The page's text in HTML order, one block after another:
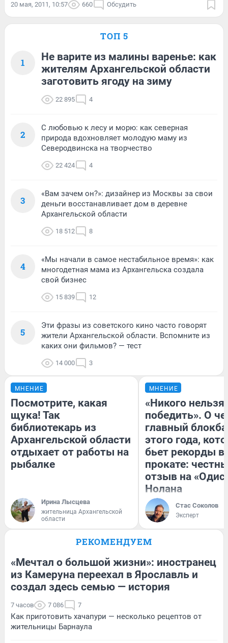
20 мая, 2011, 10:57 660 Обсудить
ТОП 5
1
Не варите из малины варенье: как
жителям Архангельской области
заготовить ягоду на зиму
22 895 4
2
С любовью к лесу и морю: как северная
природа вдохновляет молодую маму из
Северодвинска на творчество
22 424 4
3
«Вам зачем он?»: дизайнер из Москвы за свои
деньги восстанавливает дом в деревне
Архангельской области
18 512 8
4
«Мы начали в самое нестабильное время»: как
многодетная мама из Архангельска создала
свой бизнес
15 839 12
5
Эти фразы из советского кино часто говорят
жители Архангельской области. Вспомните из
каких они фильмов? — тест
14 000 3
МНЕНИЕ
Посмотрите, какая
щука! Так
библиотекарь из
Архангельской области
отдыхает от работы на
рыбалке
Ирина Лысцева
жительница Архангельской
области
МНЕНИЕ
«Никого нельзя
победить». О
главный
этого года,
бьет рекорды в
прокате:
отзыв на
Нолана
Стас Соколов
Эксперт
РЕКОМЕНДУЕМ
«Мечтал о большой жизни»: иностранец
из Камеруна переехал в Ярославль и
создал здесь семью — история
7 часов 7 086 7
Как приготовить хачапури — несколько рецептов от
жительницы Барнаула